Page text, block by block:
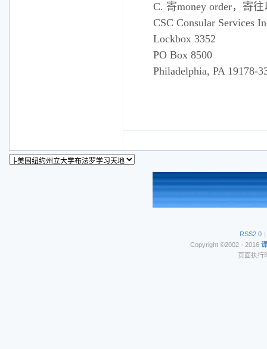
C. 寄money order，寄
CSC Consular Services
Lockbox 3352
PO Box 8500
Philadelphia, PA 19178-
RSS2.0 |
Copyright ©2002 - 2016
页面执行